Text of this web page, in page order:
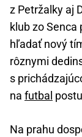
z Petržalky aj
klub zo Senca
hľadať nový
rôznymi
s
na futbal
Na prahu